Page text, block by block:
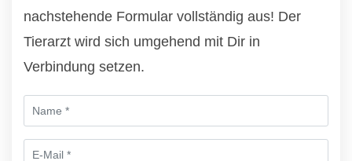
nachstehende Formular vollständig aus! Der
Tierarzt wird sich umgehend mit Dir in
Verbindung setzen.